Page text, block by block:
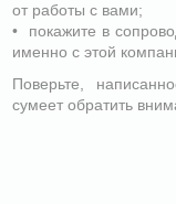
от работы с вами;
покажите в
именно с этой
Поверьте,
сумеет обратить